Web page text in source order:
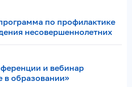
по профилактике
несовершеннолетних
и вебинар
образовании»